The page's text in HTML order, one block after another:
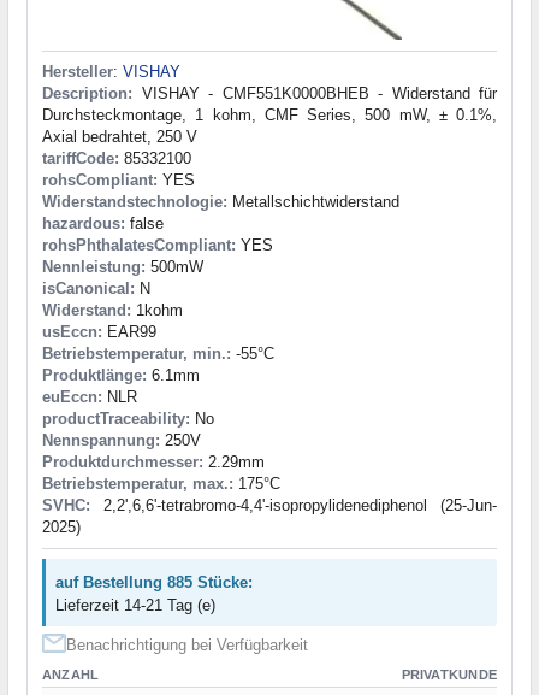
Hersteller: VISHAY
Description: VISHAY - CMF551K0000BHEB - Widerstand für
Durchsteckmontage, 1 kohm, CMF Series, 500 mW, ± 0.1%,
Axial bedrahtet, 250 V
tariffCode: 85332100
rohsCompliant: YES
Widerstandstechnologie: Metallschichtwiderstand
hazardous: false
rohsPhthalatesCompliant: YES
Nennleistung: 500mW
isCanonical: N
Widerstand: 1kohm
usEccn: EAR99
Betriebstemperatur, min.: -55°C
Produktlänge: 6.1mm
euEccn: NLR
productTraceability: No
Nennspannung: 250V
Produktdurchmesser: 2.29mm
Betriebstemperatur, max.: 175°C
SVHC: 2,2',6,6'-tetrabromo-4,4'-isopropylidenediphenol (25-Jun-
2025)
auf Bestellung 885 Stücke:
Lieferzeit 14-21 Tag (e)
Benachrichtigung bei Verfügbarkeit
ANZAHL PRIVATKUNDE